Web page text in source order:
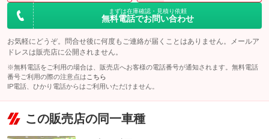
まずは在庫確認・見積り依頼
無料電話でお問い合わせ
お気軽にどうぞ。問合せ後に何度もご連絡が届くことはありません。メールア
ドレスは販売店に公開されません。
※無料電話をご利用の場合は、販売店へお客様の電話番号が通知されます。無料電話
番号ご利用の際の注意点は こちら
IP電話、ひかり電話からはご利用いただけません。
この販売店の同一車種